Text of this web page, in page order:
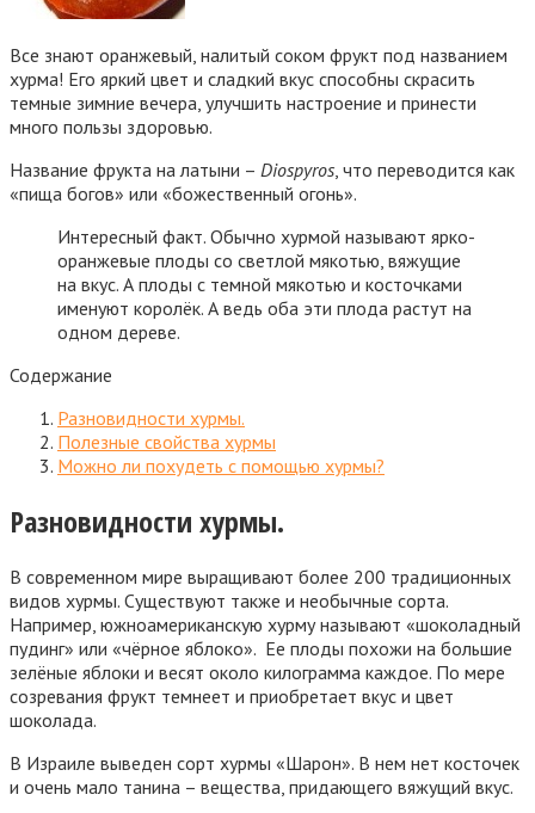
Все знают оранжевый, налитый соком фрукт под названием
хурма! Его яркий цвет и сладкий вкус способны скрасить
темные зимние вечера, улучшить настроение и принести
много пользы здоровью.
Название фрукта на латыни – Diospyros , что переводится как
«пища богов» или «божественный огонь».
Интересный факт. Обычно хурмой называют ярко-
оранжевые плоды со светлой мякотью, вяжущие
на вкус. А плоды с темной мякотью и косточками
именуют королёк. А ведь оба эти плода растут на
одном дереве.
Содержание
Разновидности хурмы.
Полезные свойства хурмы
Можно ли похудеть с помощью хурмы?
Разновидности хурмы.
В современном мире выращивают более 200 традиционных
видов хурмы. Существуют также и необычные сорта.
Например, южноамериканскую хурму называют «шоколадный
пудинг» или «чёрное яблоко». Ее плоды похожи на большие
зелёные яблоки и весят около килограмма каждое. По мере
созревания фрукт темнеет и приобретает вкус и цвет
шоколада.
В Израиле выведен сорт хурмы «Шарон». В нем нет косточек
и очень мало танина – вещества, придающего вяжущий вкус.